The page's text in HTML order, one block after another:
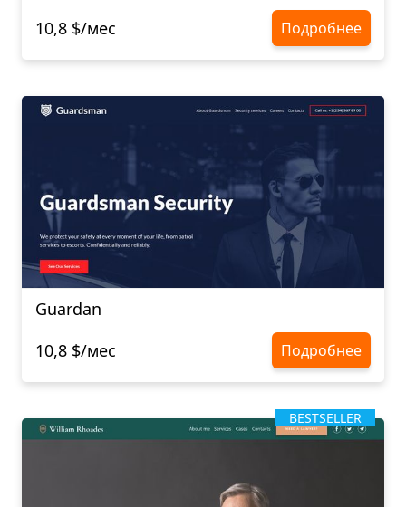
10,8 $/мес Подробнее
Guardan
10,8 $/мес
Подробнее
BESTSELLER